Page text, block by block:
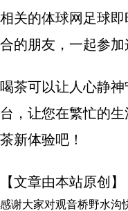
相关的体球网足球
合的朋友，一起参
喝茶可以让人心静
台，让您在繁忙的
茶新体验吧！
【文章由本站原创】
感谢大家对观音桥野水沟